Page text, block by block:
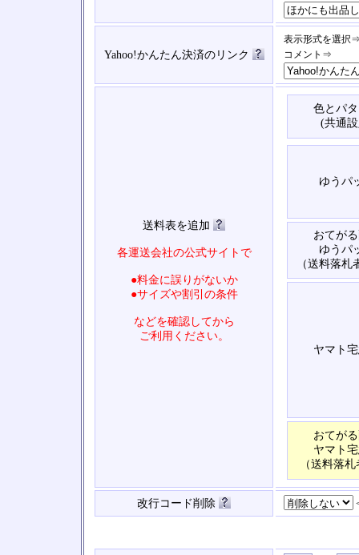
Yahoo!かんたん決済のリンク
表示形式を選択
コメント⇒
送料表を追加
各運送会社の公式サイトで
●料金に誤りがないか
●サイズや割引の条件
などを確認してから
ご利用ください。
色とパ
(共通
ゆうパ
おてが
ゆうパ
（送料落札
ヤマト
おてが
ヤマト
（送料落
改行コード削除